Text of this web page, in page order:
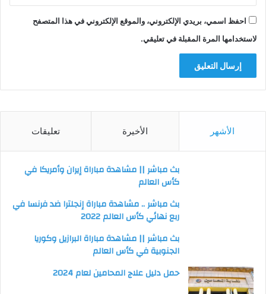
احفظ اسمي، بريدي الإلكتروني، والموقع الإلكتروني في هذا المتصفح
لاستخدامها المرة المقبلة في تعليقي.
الأشهر الأخيرة تعليقات
بث مباشر || مشاهدة مباراة إيران وأمريكا في
كأس العالم
بث مباشر .. مشاهدة مباراة إنجلترا ضد فرنسا في
ربع نهائي كأس العالم 2022
بث مباشر || مشاهدة مباراة البرازيل وكوريا
الجنوبية في كأس العالم
حمل دليل علاج المحامين لعام 2024